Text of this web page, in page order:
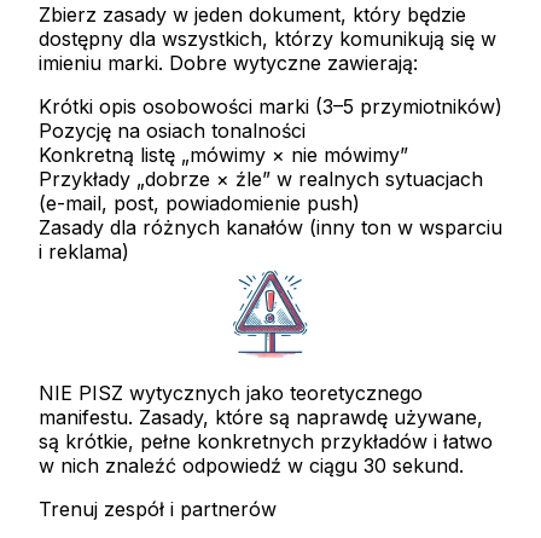
Zbierz zasady w jeden dokument, który będzie
dostępny dla wszystkich, którzy komunikują się w
imieniu marki. Dobre wytyczne zawierają:
Krótki opis osobowości marki (3–5 przymiotników)
Pozycję na osiach tonalności
Konkretną listę „mówimy × nie mówimy”
Przykłady „dobrze × źle” w realnych sytuacjach
(e-mail, post, powiadomienie push)
Zasady dla różnych kanałów (inny ton w wsparciu
i reklama)
NIE PISZ wytycznych jako teoretycznego
manifestu. Zasady, które są naprawdę używane,
są krótkie, pełne konkretnych przykładów i łatwo
w nich znaleźć odpowiedź w ciągu 30 sekund.
Trenuj zespół i partnerów